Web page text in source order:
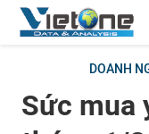
DOANH
Sức mua